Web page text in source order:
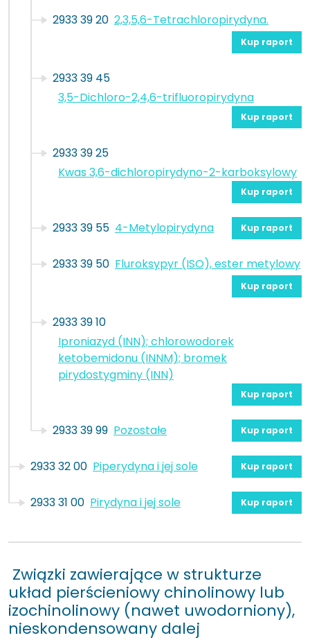
2933 39 20 2,3,5,6-Tetrachloropirydyna.
Kup raport
2933 39 45
3,5-Dichloro-2,4,6-trifluoropirydyna
Kup raport
2933 39 25
Kwas 3,6-dichloropirydyno-2-karboksylowy
Kup raport
2933 39 55 4-Metylopirydyna Kup raport
2933 39 50 Fluroksypyr (ISO), ester metylowy
Kup raport
2933 39 10
Iproniazyd (INN); chlorowodorek
ketobemidonu (INNM); bromek
pirydostygminy (INN)
Kup raport
2933 39 99 Pozostałe Kup raport
2933 32 00 Piperydyna i jej sole Kup raport
2933 31 00 Pirydyna i jej sole Kup raport
Związki zawierające w strukturze
układ pierścieniowy chinolinowy lub
izochinolinowy (nawet uwodorniony),
nieskondensowany dalej